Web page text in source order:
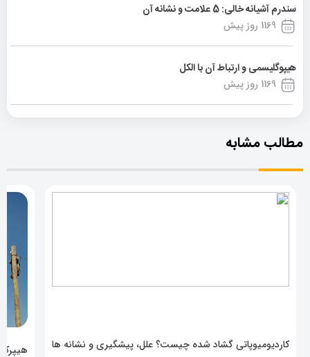
سندرم آشیانه خالی: 5 علامت و نشانه آن
1169 روز پیش
هیپوگلیسمی و ارتباط آن با الکل
1169 روز پیش
مطالب مشابه
کاردیومیوپاتی گشاد شده چیست؟ علل، پیشگیری و نشانه ها